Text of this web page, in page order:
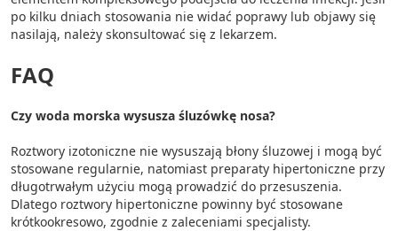
po kilku dniach stosowania nie widać poprawy lub objawy się
nasilają, należy skonsultować się z lekarzem.
FAQ
Czy woda morska wysusza śluzówkę nosa?
Roztwory izotoniczne nie wysuszają błony śluzowej i mogą być
stosowane regularnie, natomiast preparaty hipertoniczne przy
długotrwałym użyciu mogą prowadzić do przesuszenia.
Dlatego roztwory hipertoniczne powinny być stosowane
krótkookresowo, zgodnie z zaleceniami specjalisty.